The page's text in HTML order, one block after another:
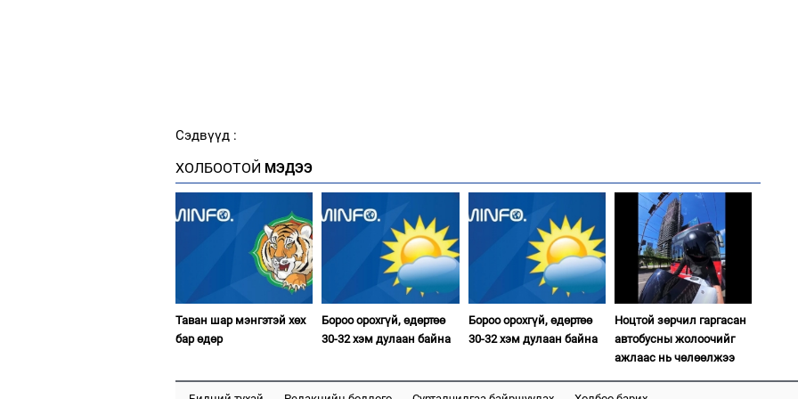
Сэдвүүд :
ХОЛБООТОЙ МЭДЭЭ
Таван шар мэнгэтэй хөх
бар өдөр
Бороо орохгүй, өдөртөө
30-32 хэм дулаан байна
Бороо орохгүй, өдөртөө
30-32 хэм дулаан байна
Ноцтой зөрчил гаргасан
автобусны жолоочийг
ажлаас нь чөлөөлжээ